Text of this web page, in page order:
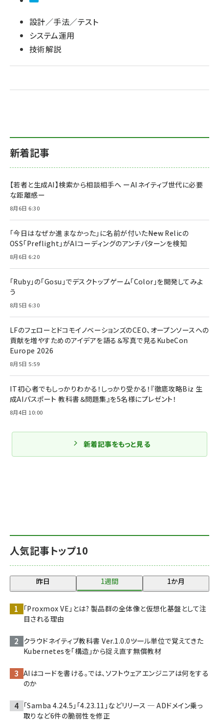
設計／手法／テスト
システム運用
技術解説
人気記事トップ10
昨日 1週間 1か月
「Proxmox VE」とは? 製品群の全体像と仮想化基盤として注
目される理由
クラウドネイティブ教科書 Ver.1.0.0――ツール単位で覚えてきた
Kubernetesを「構造」から捉え直す無償教材
AIはコードを書ける。では、ソフトウェアエンジニアは何をする
のか
「Samba 4.24.5」「4.23.11」などリリース ─ ADドメイン乗っ
取りなど6件の脆弱性を修正
新着記事
【若者と生成AI】検索から相談相手へ ーAIネイティブ世代に必要
な距離感ー
8月6日 6:30
「今日はなぜか進まなかった」に名前が付いた――New Relicの
OSS「Preflight」がAIコーディングのアンチパターンを検知
8月6日 6:20
「Ruby」の「Gosu」でデスクトップゲーム「Color」を開発してみよ
う
8月5日 6:30
LFのフェローとドコモイノベーションズのCEO、オープンソースへの
貢献を増やすためのアイデアを語る＆写真で見るKubeCon
Europe 2026
8月5日 5:59
IT初心者でもしっかりわかる！しっかり受かる！『徹底攻略Biz 生
成AIパスポート 教科書＆問題集』を5名様にプレゼント！
8月4日 10:00
新着記事をもっと見る